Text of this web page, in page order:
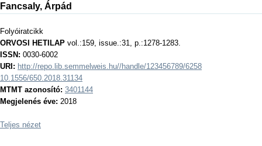
Fancsaly, Árpád
Folyóiratcikk
ORVOSI HETILAP vol.:159, issue.:31, p.:1278-1283.
ISSN: 0030-6002
URI: http://repo.lib.semmelweis.hu//handle/123456789/6258
10.1556/650.2018.31134
MTMT azonosító: 3401144
Megjelenés éve: 2018
Teljes nézet